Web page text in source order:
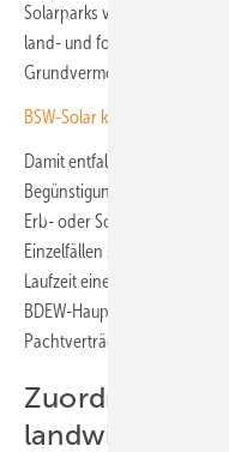
Solarparks verpachtet
land- und
Grundvermögen.
BSW-Solar kritisiert
Damit entfallen die
Begünstigungen. „Für
Erb- oder Schenkungsfall
Einzelfällen sogar höher als
Laufzeit eines Solarparks“,
BDEW-
Pachtverträge und bremse
Zuordnung zum